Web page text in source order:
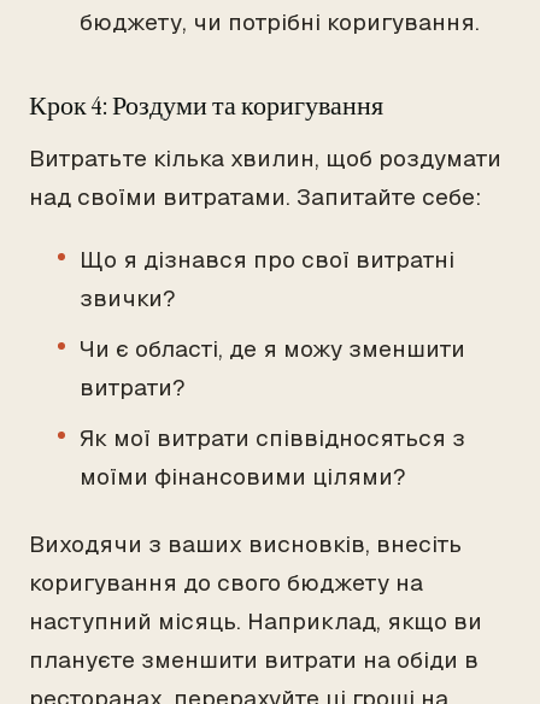
бюджету, чи потрібні коригування.
Крок 4: Роздуми та коригування
Витратьте кілька хвилин, щоб роздумати
над своїми витратами. Запитайте себе:
Що я дізнався про свої витратні
звички?
Чи є області, де я можу зменшити
витрати?
Як мої витрати співвідносяться з
моїми фінансовими цілями?
Виходячи з ваших висновків, внесіть
коригування до свого бюджету на
наступний місяць. Наприклад, якщо ви
плануєте зменшити витрати на обіди в